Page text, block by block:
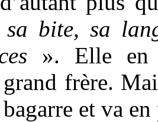
bite, sa
». Elle en
frère.
et va